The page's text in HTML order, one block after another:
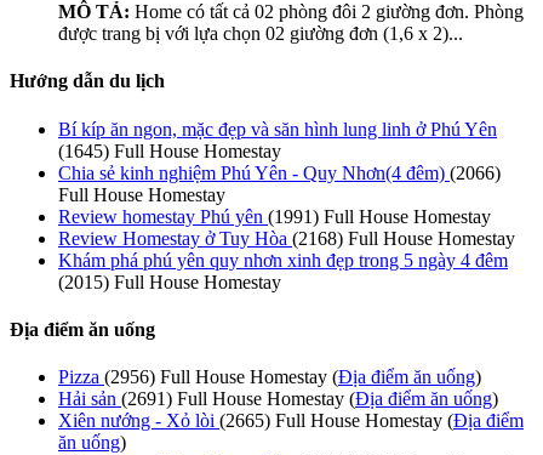
MÔ TẢ: Home có tất cả 02 phòng đôi 2 giường đơn. Phòng
được trang bị với lựa chọn 02 giường đơn (1,6 x 2)...
Hướng dẫn du lịch
Bí kíp ăn ngon, mặc đẹp và săn hình lung linh ở Phú Yên
(1645) Full House Homestay
Chia sẻ kinh nghiệm Phú Yên - Quy Nhơn(4 đêm) (2066)
Full House Homestay
Review homestay Phú yên (1991) Full House Homestay
Review Homestay ở Tuy Hòa (2168) Full House Homestay
Khám phá phú yên quy nhơn xinh đẹp trong 5 ngày 4 đêm
(2015) Full House Homestay
Địa điểm ăn uống
Pizza (2956) Full House Homestay (Địa điểm ăn uống)
Hải sản (2691) Full House Homestay (Địa điểm ăn uống)
Xiên nướng - Xỏ lòi (2665) Full House Homestay (Địa điểm
ăn uống)